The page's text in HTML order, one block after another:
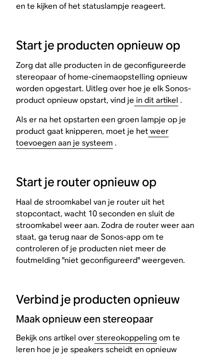
en te kijken of het statuslampje reageert.
Start je producten opnieuw op
Zorg dat alle producten in de geconfigureerde
stereopaar of home-cinemaopstelling opnieuw
worden opgestart. Uitleg over hoe je elk Sonos-
product opnieuw opstart, vind je in dit artikel .
Als er na het opstarten een groen lampje op je
product gaat knipperen, moet je hetweer
toevoegen aan je systeem .
Start je router opnieuw op
Haal de stroomkabel van je router uit het
stopcontact, wacht 10 seconden en sluit de
stroomkabel weer aan. Zodra de router weer aan
staat, ga terug naar de Sonos-app om te
controleren of je producten niet meer de
foutmelding "niet geconfigureerd" weergeven.
Verbind je producten opnieuw
Maak opnieuw een stereopaar
Bekijk ons artikel overstereokoppelingom te
leren hoe je je speakers scheidt en opnieuw